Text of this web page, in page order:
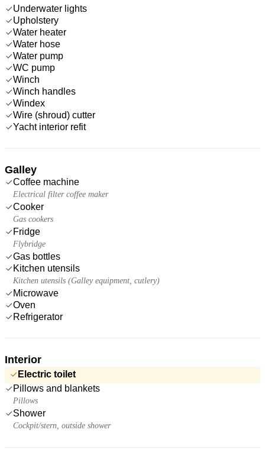
Underwater lights
Upholstery
Water heater
Water hose
Water pump
WC pump
Winch
Winch handles
Windex
Wire (shroud) cutter
Yacht interior refit
Galley
Coffee machine
Electrical filter coffee maker
Cooker
Gas cookers
Fridge
Flybridge
Gas bottles
Kitchen utensils
Kitchen utensils (Galley equipment, cutlery)
Microwave
Oven
Refrigerator
Interior
Electric toilet
Pillows and blankets
Pillows
Shower
Cockpit/stern, outside shower